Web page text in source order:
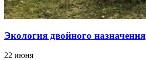
Экология двойного назначения
22 июня